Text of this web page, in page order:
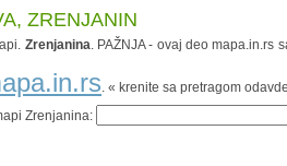
ZRENJANIN
Zrenjanina. PAŽNJA - ovaj deo mapa.in.rs
. « krenite sa pretragom
Zrenjanina: